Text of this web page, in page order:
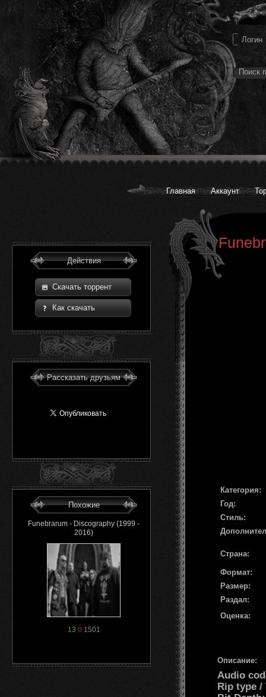
Главная Аккаунт
Действия
Скачать торрент
Как скачать
Рассказать друзьям
Похожие
Funebrarum - Discography (1999 -
2016)
13 01501
Категория:
Год:
Стиль:
Страна:
Формат:
Размер:
Раздал:
Оценка:
Описание:
Audio
Rip type /